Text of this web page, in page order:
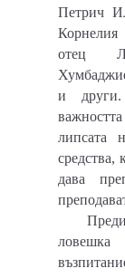
Петрич
отец
и други.
липсата
средства,
дава